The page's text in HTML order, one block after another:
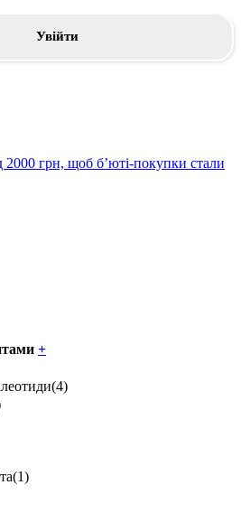
Увійти
2000 грн, щоб б’юті-покупки стали
+
(4)
(1)